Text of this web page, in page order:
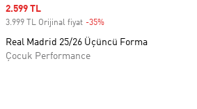
Sale price
2.599 TL
3.999 TL Orijinal fiyat -35%
Real Madrid 25/26 Üçüncü Forma
Çocuk Performance